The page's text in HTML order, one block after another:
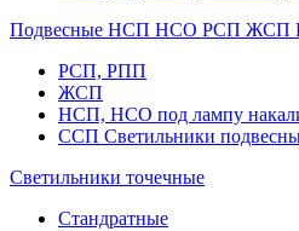
Подвесные НСП НСО РСП
РСП, РПП
ЖСП
НСП, НСО под лампу
ССП Светильники
Светильники точечные
Стандратные